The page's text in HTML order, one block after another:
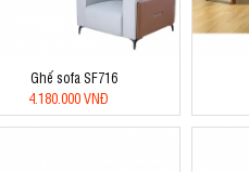
Ghế sofa SF716
4.180.000 VNĐ